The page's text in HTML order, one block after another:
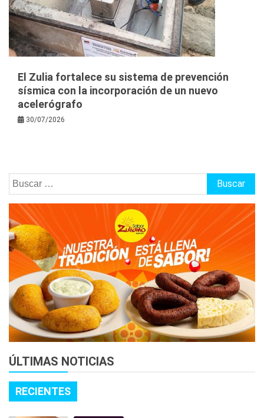
El Zulia fortalece su sistema de prevención
sísmica con la incorporación de un nuevo
acelerógrafo
30/07/2026
Buscar:
ÚLTIMAS NOTICIAS
RECIENTES